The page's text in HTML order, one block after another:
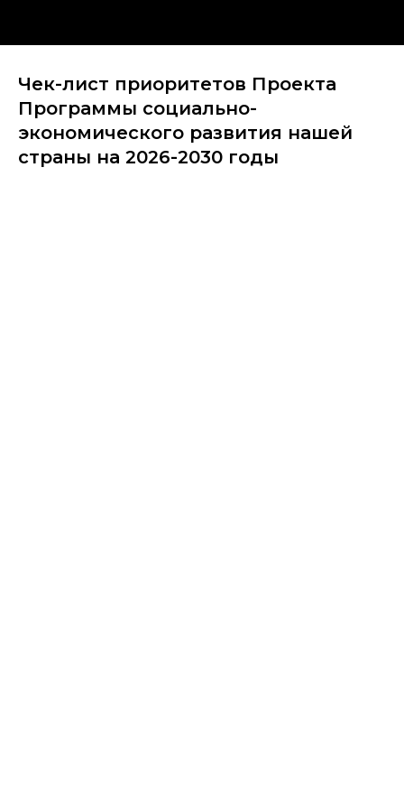
Чек-лист приоритетов Проекта
Программы социально-
экономического развития нашей
страны на 2026-2030 годы